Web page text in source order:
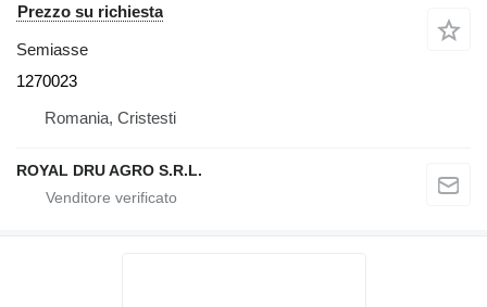
Prezzo su richiesta
Semiasse
1270023
Romania, Cristesti
ROYAL DRU AGRO S.R.L.